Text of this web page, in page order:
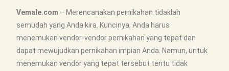
Vemale.com – Merencanakan pernikahan tidaklah
semudah yang Anda kira. Kuncinya, Anda harus
menemukan vendor-vendor pernikahan yang tepat dan
dapat mewujudkan pernikahan impian Anda. Namun, untuk
menemukan vendor yang tepat tersebut tentu tidak